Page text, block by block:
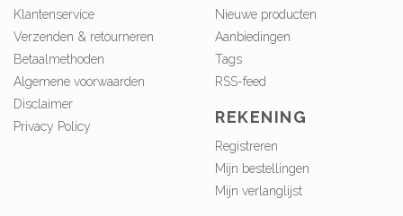
Klantenservice
Verzenden & retourneren
Betaalmethoden
Algemene voorwaarden
Disclaimer
Privacy Policy
Nieuwe producten
Aanbiedingen
Tags
RSS-feed
REKENING
Registreren
Mijn bestellingen
Mijn verlanglijst